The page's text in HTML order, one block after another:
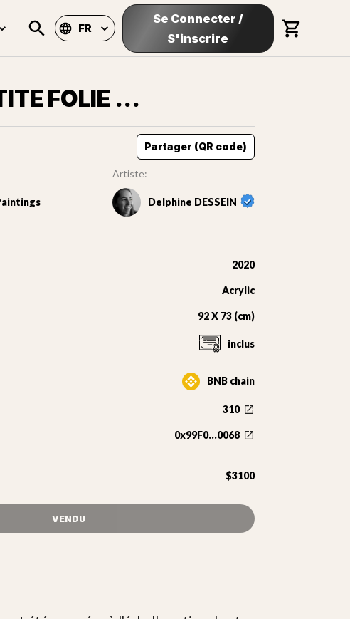
FR
Se Connecter /
S'inscrire
FOLIE …
Partager (QR code)
Artiste:
Delphine DESSEIN
2020
Acrylic
92 X 73 (cm)
inclus
BNB chain
310
0x99F0...0068
$3100
VENDU